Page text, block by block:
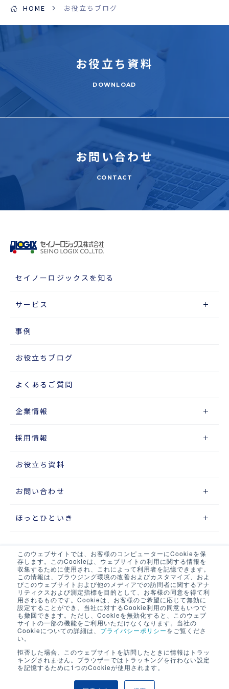
このウェブサイトでは、お客様のコンピューターにCookieを保
存します。このCookieは、ウェブサイトの利用に関する情報を
収集するために使用され、これによって利用者を記憶できます。
この情報は、ブラウジング環境の改善およびカスタマイズ、およ
びこのウェブサイトおよび他のメディアでの訪問者に関するアナ
リティクスおよび測定指標を目的として、お客様の同意を得て利
用されるものです。Cookieは、お客様のご希望に応じて無効に
設定することができ、当社に対するCookie利用の同意もいつで
も撤回できます。ただし、Cookieを無効化すると、このウェブ
サイトの一部の機能をご利用いただけなくなります。当社の
Cookieについての詳細は、 プライバシーポリシーをご覧くださ
い。
拒否した場合、このウェブサイトを訪問したときに情報はトラッ
キングされません。ブラウザーではトラッキングを行わない設定
を記憶するために1つのCookieが使用されます。
HOME お役立ちブログ
お役立ち 資料
DOWNLOAD
お問い合わせ
CONTACT
セイノーロジックスを知る
サービス
事例
お役立ちブログ
よくあるご質問
企業情報
採用情報
お役立ち資料
お問い合わせ
ほっとひといき
サイトマップ
プライバシーポリシー
ウェブアクセシビリティポリシー
当サイト・当社システムについて
LOGIX NET会員について
LOGIX NET会員規約